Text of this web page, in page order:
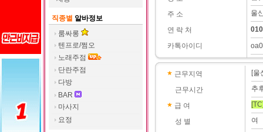
직종별 알바정보
룸싸롱
텐프로/쩜오
노래주점
단란주점
다방
BAR
마사지
요정
주 소
연 락 처
카톡아이디
울
근무지역
근무시간
급 여
성 별
[울
추
여